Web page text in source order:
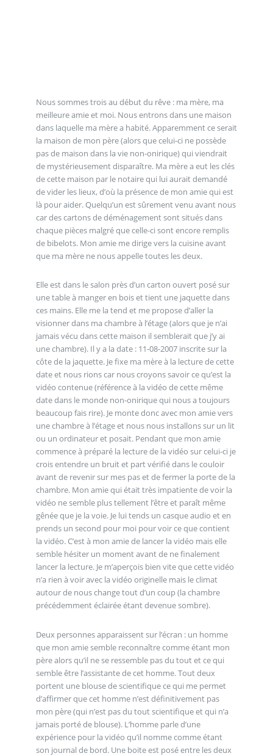
Nous sommes trois au début du rêve : ma mère, ma
meilleure amie et moi. Nous entrons dans une maison
dans laquelle ma mère a habité. Apparemment ce serait
la maison de mon père (alors que celui-ci ne possède
pas de maison dans la vie non-onirique) qui viendrait
de mystérieusement disparaître. Ma mère a eut les clés
de cette maison par le notaire qui lui aurait demandé
de vider les lieux, d’où la présence de mon amie qui est
là pour aider. Quelqu’un est sûrement venu avant nous
car des cartons de déménagement sont situés dans
chaque pièces malgré que celle-ci sont encore remplis
de bibelots. Mon amie me dirige vers la cuisine avant
que ma mère ne nous appelle toutes les deux.
Elle est dans le salon près d’un carton ouvert posé sur
une table à manger en bois et tient une jaquette dans
ces mains. Elle me la tend et me propose d’aller la
visionner dans ma chambre à l’étage (alors que je n’ai
jamais vécu dans cette maison il semblerait que j’y ai
une chambre). Il y a la date : 11-08-2007 inscrite sur la
côte de la jaquette. Je fixe ma mère à la lecture de cette
date et nous rions car nous croyons savoir ce qu’est la
vidéo contenue (référence à la vidéo de cette même
date dans le monde non-onirique qui nous a toujours
beaucoup fais rire). Je monte donc avec mon amie vers
une chambre à l’étage et nous nous installons sur un lit
ou un ordinateur et posait. Pendant que mon amie
commence à préparé la lecture de la vidéo sur celui-ci je
crois entendre un bruit et part vérifié dans le couloir
avant de revenir sur mes pas et de fermer la porte de la
chambre. Mon amie qui était très impatiente de voir la
vidéo ne semble plus tellement l’être et paraît même
gênée que je la voie. Je lui tends un casque audio et en
prends un second pour moi pour voir ce que contient
la vidéo. C’est à mon amie de lancer la vidéo mais elle
semble hésiter un moment avant de ne finalement
lancer la lecture. Je m’aperçois bien vite que cette vidéo
n’a rien à voir avec la vidéo originelle mais le climat
autour de nous change tout d’un coup (la chambre
précédemment éclairée étant devenue sombre).
Deux personnes apparaissent sur l’écran : un homme
que mon amie semble reconnaître comme étant mon
père alors qu’il ne se ressemble pas du tout et ce qui
semble être l’assistante de cet homme. Tout deux
portent une blouse de scientifique ce qui me permet
d’affirmer que cet homme n’est définitivement pas
mon père (qui n’est pas du tout scientifique et qui n’a
jamais porté de blouse). L’homme parle d’une
expérience pour la vidéo qu’il nomme comme étant
son journal de bord. Une boite est posé entre les deux